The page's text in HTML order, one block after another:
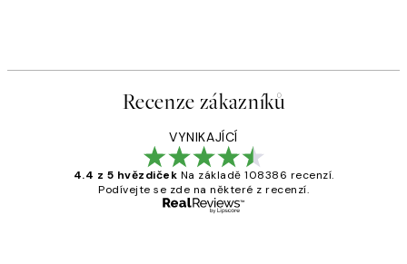
Recenze zákazníků
VYNIKAJÍCÍ
4.4 z 5 hvězdiček Na základě 108386 recenzí.
Podívejte se zde na některé z recenzí.